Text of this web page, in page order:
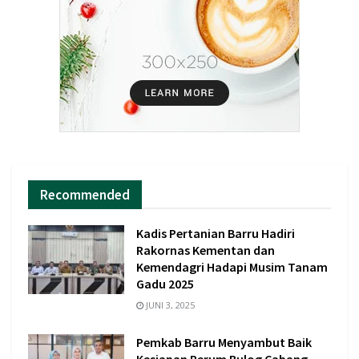
Recommended
Kadis Pertanian Barru Hadiri
Rakornas Kementan dan
Kemendagri Hadapi Musim Tanam
Gadu 2025
JUNI 3, 2025
Pemkab Barru Menyambut Baik